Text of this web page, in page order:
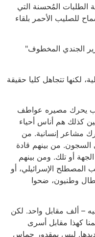
الطلبات المُحسنة التي
للصليب الأحمر بلقاء
الجندي المخطوف"
لكنها تتجاهل كليا حقيقة
يحرك مصيره عواطف
كذلك هم أناس أحياء
مشاعر إنسانية. من
السجون. من بينهم قادة
أو تلك. ومن بينهم
الإسرائيلي، أو
وطنيون، ضحوا
– ألف مقابل واحد. لكن
كهذا مقابل أسرى
ليس بمقدور حماس